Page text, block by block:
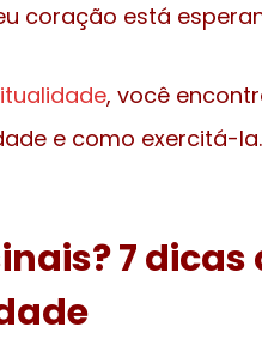
coração está
, você
e como exercitá-la.
7 dicas